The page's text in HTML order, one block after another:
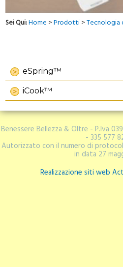
Sei Qui:Home >Prodotti>Tecnologia
eSpring™
iCook™
Benessere Bellezza & Oltre - P.Iva
- 335 577
Autorizzato con il numero di
in data 27
Realizzazione siti web